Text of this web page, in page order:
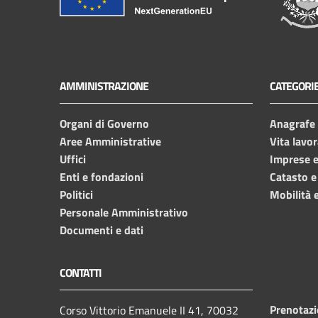
AMMINISTRAZIONE
Organi di Governo
Aree Amministrative
Uffici
Enti e fondazioni
Politici
Personale Amministrativo
Documenti e dati
Vita
Imprese
Catasto
Mobilità
CONTATTI
Corso Vittorio Emanuele II 41, 70032